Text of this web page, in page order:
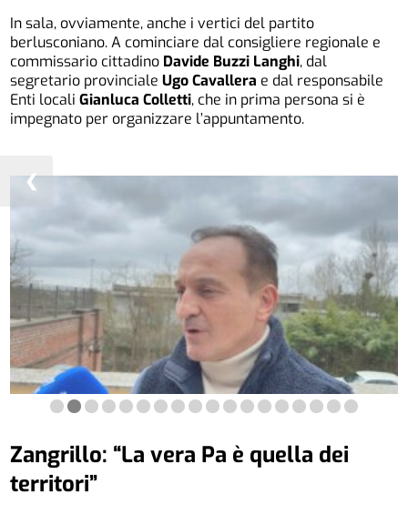
In sala, ovviamente, anche i vertici del partito
berlusconiano. A cominciare dal consigliere regionale e
commissario cittadino Davide Buzzi Langhi, dal
segretario provincialeUgo Cavallera e dal responsabile
Enti localiGianluca Colletti, che in prima persona si è
impegnato per organizzare l’appuntamento.
❮
Zangrillo: “La vera Pa è quella dei
territori”